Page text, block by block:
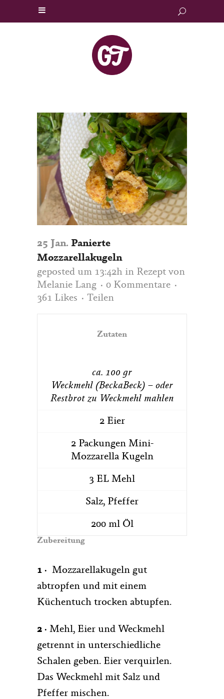
25 Jan. Panierte
Mozzarellakugeln
geposted um 13:42h in Rezept von
Melanie Lang
0 Kommentare
361 Likes Teilen
Zutaten
ca. 100 gr
Weckmehl (BeckaBeck) – oder
Restbrot zu Weckmehl mahlen
2 Eier
2 Packungen Mini-
Mozzarella Kugeln
3 EL Mehl
Salz, Pfeffer
200 ml Öl
Zubereitung
1 · Mozzarellakugeln gut
abtropfen und mit einem
Küchentuch trocken abtupfen.
2 · Mehl, Eier und Weckmehl
getrennt in unterschiedliche
Schalen geben. Eier verquirlen.
Das Weckmehl mit Salz und
Pfeffer mischen.